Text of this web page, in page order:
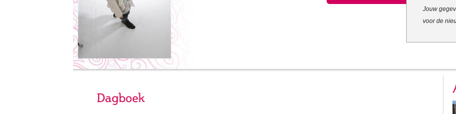
Jouw
voor de